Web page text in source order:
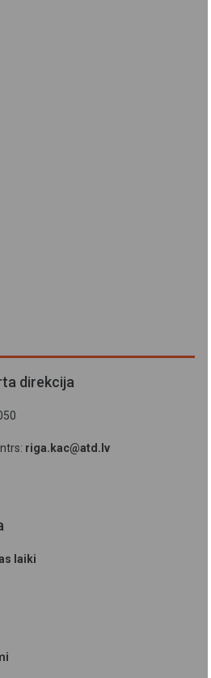
direkcija
riga.kac@atd.lv
laiki